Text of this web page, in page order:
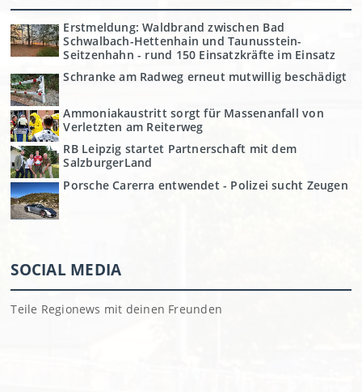
Erstmeldung: Waldbrand zwischen Bad
Schwalbach-Hettenhain und Taunusstein-
Seitzenhahn - rund 150 Einsatzkräfte im Einsatz
Schranke am Radweg erneut mutwillig beschädigt
Ammoniakaustritt sorgt für Massenanfall von
Verletzten am Reiterweg
RB Leipzig startet Partnerschaft mit dem
SalzburgerLand
Porsche Carerra entwendet - Polizei sucht Zeugen
SOCIAL MEDIA
Teile Regionews mit deinen Freunden